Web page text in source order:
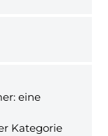
eine
Kategorie